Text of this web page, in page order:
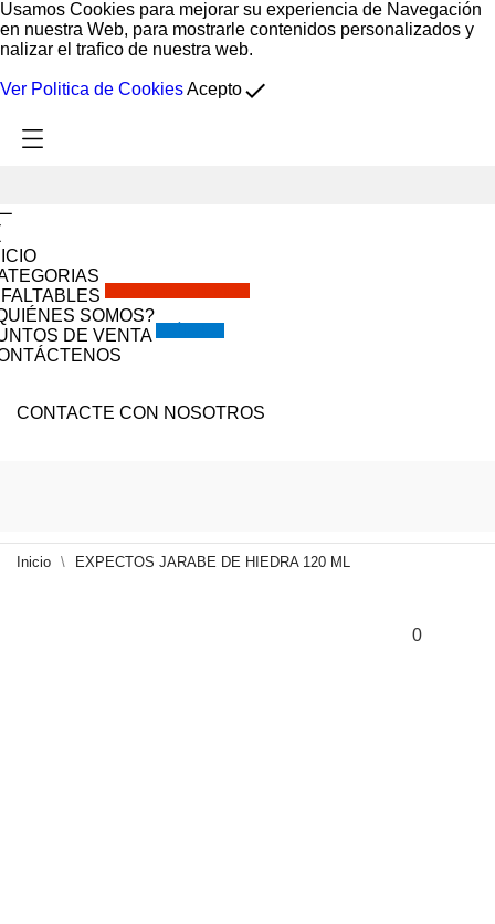
Usamos Cookies para mejorar su experiencia de Navegación
en nuestra Web, para mostrarle contenidos personalizados y
nalizar el trafico de nuestra web.
Ver Politica de CookiesAceptodone
SOMOS?
DE VENTA
CONTACTE CON NOSOTROS
Inicio EXPECTOS JARABE DE HIEDRA 120 ML
0